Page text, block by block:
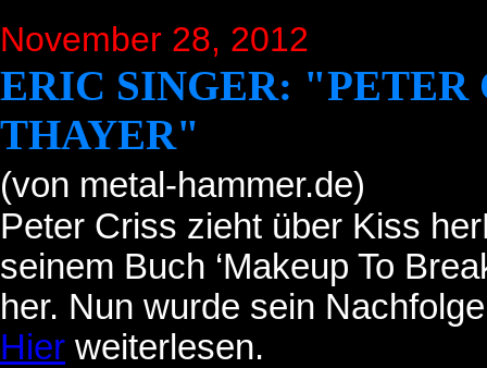
November 28, 2012
ERIC SINGER: "PETER
THAYER"
(von metal-hammer.de)
Peter Criss zieht über Kiss
seinem Buch ‘Makeup To
her. Nun wurde sein
Hier weiterlesen.